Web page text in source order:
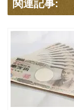
関連記事: